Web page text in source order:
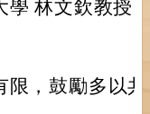
學 林文欽教授
限，鼓勵多以